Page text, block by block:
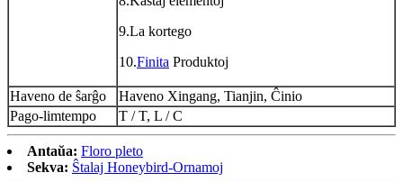
9.La kortego
10.Finita Produktoj
Haveno de ŝarĝo
Haveno Xingang, Tianjin, Ĉinio
Pago-limtempo
T / T, L / C
Antaŭa: Floro pleto
Sekva: Ŝtalaj Honeybird-Ornamoj